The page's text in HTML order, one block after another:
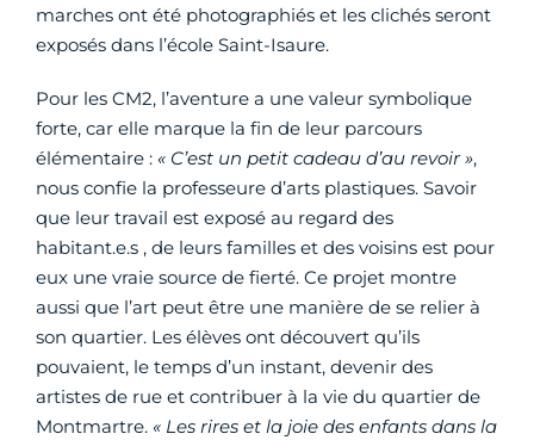
marches ont été photographiés et les clichés seront
exposés dans l’école Saint-Isaure.
Pour les CM2, l’aventure a une valeur symbolique
forte, car elle marque la fin de leur parcours
élémentaire : « C’est un petit cadeau d’au revoir »,
nous confie la professeure d’arts plastiques. Savoir
que leur travail est exposé au regard des
habitant.e.s , de leurs familles et des voisins est pour
eux une vraie source de fierté. Ce projet montre
aussi que l’art peut être une manière de se relier à
son quartier. Les élèves ont découvert qu’ils
pouvaient, le temps d’un instant, devenir des
artistes de rue et contribuer à la vie du quartier de
Montmartre. « Les rires et la joie des enfants dans la